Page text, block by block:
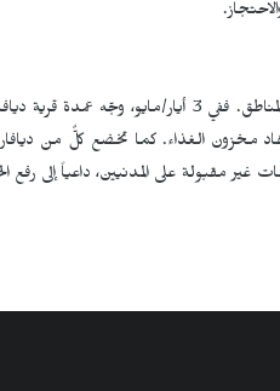
وفي سياق متصل، حذّرت تقارير إنسانية من تفاقم أزمة الجوع في عدد من المناطق. ففي
الغذاء. كما تخضع كلٌّ من
مقبولة على المدنيين، داعياً إلى رفع